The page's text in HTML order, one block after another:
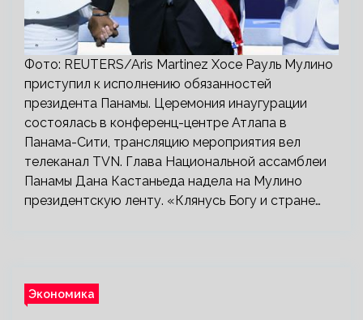
Фото: REUTERS/Aris Martinez Хосе Рауль Мулино
приступил к исполнению обязанностей
президента Панамы. Церемония инаугурации
состоялась в конференц-центре Атлапа в
Панама-Сити, трансляцию мероприятия вел
телеканал TVN. Глава Национальной ассамблеи
Панамы Дана Кастаньеда надела на Мулино
президентскую ленту. «Клянусь Богу и стране…
Экономика